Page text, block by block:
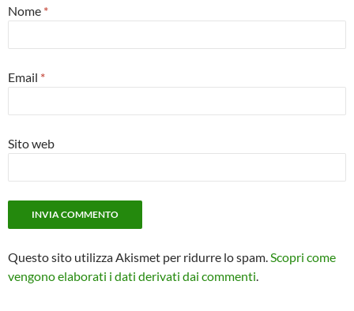
Nome *
Email *
Sito web
Questo sito utilizza Akismet per ridurre lo spam.Scopri come
vengono elaborati i dati derivati dai commenti.